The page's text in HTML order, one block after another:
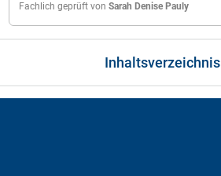
Fachlich geprüft von Sarah Denise Pauly
Inhaltsverzeichnis